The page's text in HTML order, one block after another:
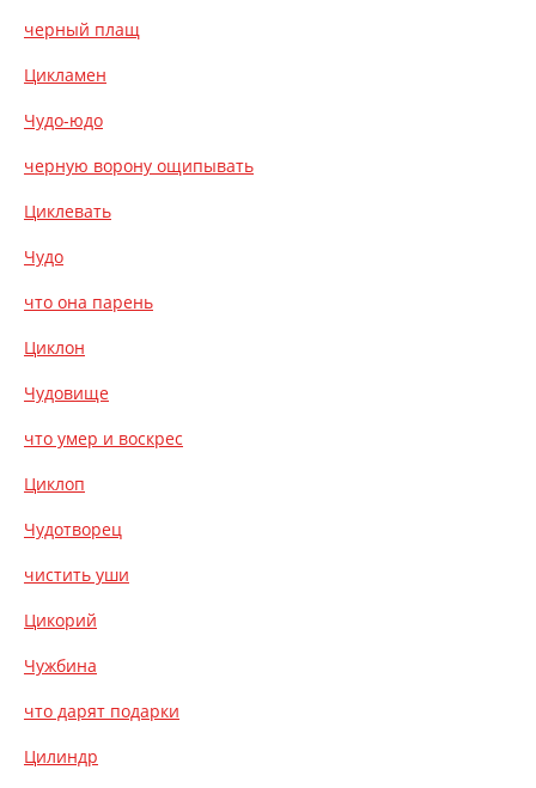
черный плащ
Цикламен
Чудо-юдо
черную ворону ощипывать
Циклевать
Чудо
что она парень
Циклон
Чудовище
что умер и воскрес
Циклоп
Чудотворец
чистить уши
Цикорий
Чужбина
что дарят подарки
Цилиндр